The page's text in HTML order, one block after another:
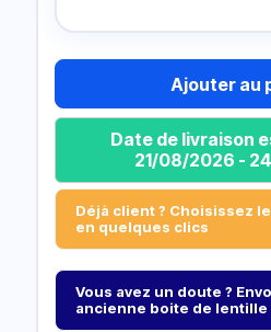
Ajouter au
Date de livraison
21/08/2026 -
Déjà client ? Choisissez
en quelques clics
Vous avez un doute ?
ancienne boite de lentille